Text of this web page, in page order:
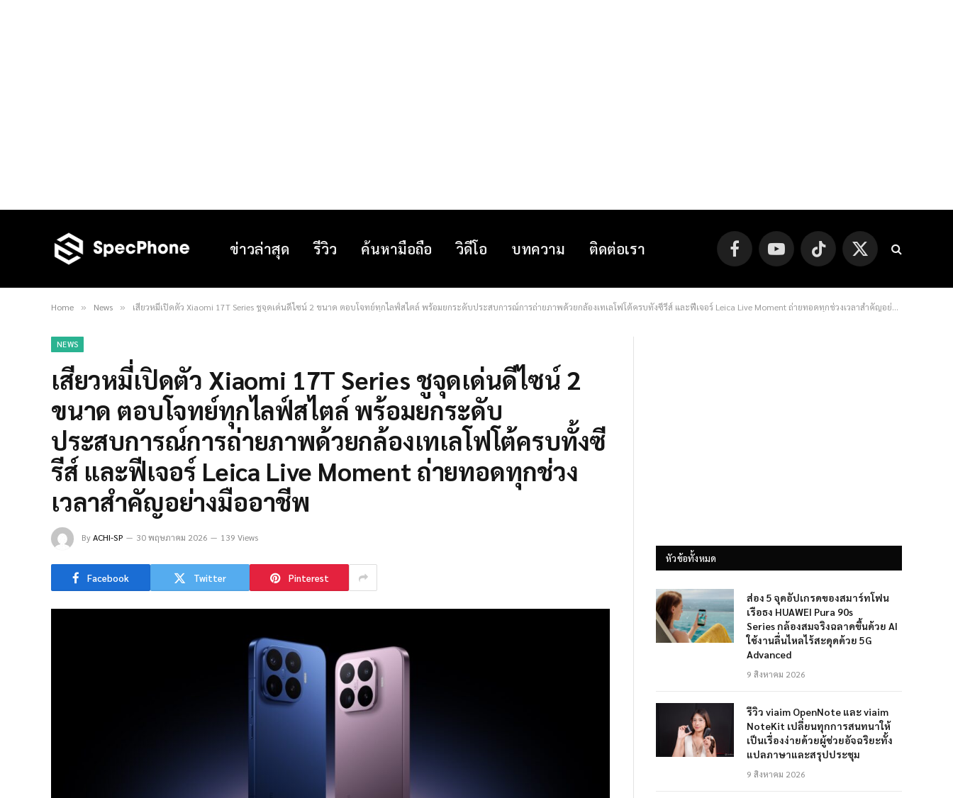
ข่าวล่าสุด รีวิว ค้นหามือถือ วิดีโอ บทความ ติดต่อเรา FacebookYouTube TikTok
X
(Twitter)
Home » News » เสียวหมี่เปิดตัว Xiaomi 17T Series ชูจุดเด่นดีไซน์ 2 ขนาด ตอบโจทย์ทุกไลฟ์สไตล์ พร้อมยกระดับประสบการณ์การถ่ายภาพด้วยกล้องเทเลโฟโต้ครบทั้งซีรีส์ และฟีเจอร์ Leica Live Moment ถ่ายทอดทุกช่วงเวลาสำคัญอย่างมืออาชีพ
NEWS
เสียวหมี่เปิดตัว Xiaomi 17T Series ชูจุดเด่นดีไซน์ 2
ขนาด ตอบโจทย์ทุกไลฟ์สไตล์ พร้อมยกระดับ
ประสบการณ์การถ่ายภาพด้วยกล้องเทเลโฟโต้ครบทั้งซี
รีส์ และฟีเจอร์ Leica Live Moment ถ่ายทอดทุกช่วง
เวลาสำคัญอย่างมืออาชีพ
ByACHI-SP 30 พฤษภาคม 2026 139 Views
Facebook Twitter Pinterest
หัวข้อทั้งหมด
ส่อง 5 จุดอัปเกรดของสมาร์ทโฟน
เรือธง HUAWEI Pura 90s
Series กล้องสมจริงฉลาดขึ้นด้วย AI
ใช้งานลื่นไหลไร้สะดุดด้วย 5G
Advanced
9 สิงหาคม 2026
รีวิว viaim OpenNote และ viaim
NoteKit เปลี่ยนทุกการสนทนาให้
เป็นเรื่องง่ายด้วยผู้ช่วยอัจฉริยะทั้ง
แปลภาษาและสรุปประชุม
9 สิงหาคม 2026